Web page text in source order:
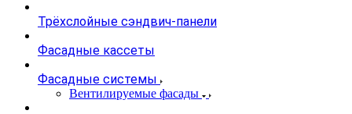
Трёхслойные сэндвич-панели
Фасадные кассеты
Фасадные системы
Вентилируемые фасады